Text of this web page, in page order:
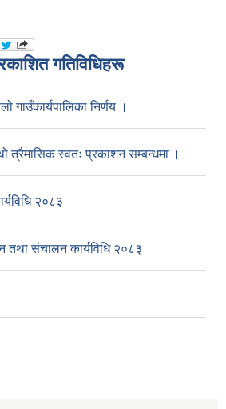
गतिविधिहरू
निर्णय ।
स्वतः प्रकाशन सम्बन्धमा ।
२०८३
तथा संचालन कार्यविधि २०८३